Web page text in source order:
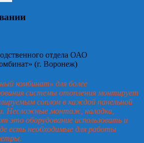
отдела ОАО
(г. Воронеж)
комбинат» для более
системы отопления монтирует
соплом в каждой панельной
Несложные монтаж, наладка,
это оборудование использовать и
есть необходимые для работы